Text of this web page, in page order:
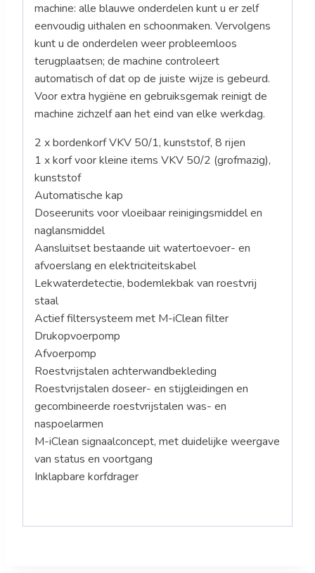
machine: alle blauwe onderdelen kunt u er zelf
eenvoudig uithalen en schoonmaken. Vervolgens
kunt u de onderdelen weer probleemloos
terugplaatsen; de machine controleert
automatisch of dat op de juiste wijze is gebeurd.
Voor extra hygiëne en gebruiksgemak reinigt de
machine zichzelf aan het eind van elke werkdag.
2 x bordenkorf VKV 50/1, kunststof, 8 rijen
1 x korf voor kleine items VKV 50/2 (grofmazig),
kunststof
Automatische kap
Doseerunits voor vloeibaar reinigingsmiddel en
naglansmiddel
Aansluitset bestaande uit watertoevoer- en
afvoerslang en elektriciteitskabel
Lekwaterdetectie, bodemlekbak van roestvrij
staal
Actief filtersysteem met M-iClean filter
Drukopvoerpomp
Afvoerpomp
Roestvrijstalen achterwandbekleding
Roestvrijstalen doseer- en stijgleidingen en
gecombineerde roestvrijstalen was- en
naspoelarmen
M-iClean signaalconcept, met duidelijke weergave
van status en voortgang
Inklapbare korfdrager